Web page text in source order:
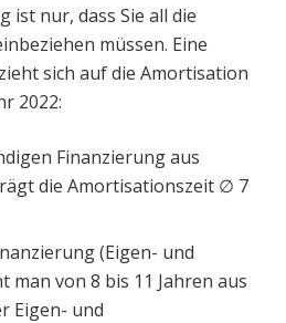
ist nur, dass Sie all die
müssen. Eine
sich auf die Amortisation
2022:
Finanzierung aus
die Amortisationszeit ∅ 7
(Eigen- und
man von 8 bis 11 Jahren aus
Eigen- und